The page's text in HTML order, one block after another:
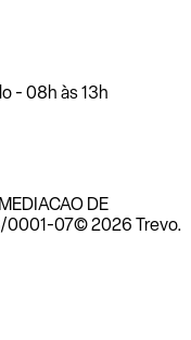
- 08h às 13h
DE
0001-07© 2026 Trevo.